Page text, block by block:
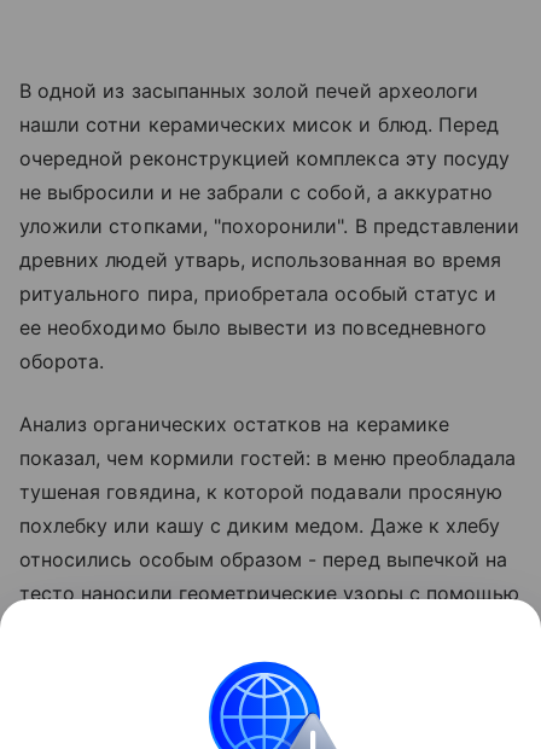
В одной из засыпанных золой печей археологи
нашли сотни керамических мисок и блюд. Перед
очередной реконструкцией комплекса эту посуду
не выбросили и не забрали с собой, а аккуратно
уложили стопками, "похоронили". В представлении
древних людей утварь, использованная во время
ритуального пира, приобретала особый статус и
ее необходимо было вывести из повседневного
оборота.
Анализ органических остатков на керамике
показал, чем кормили гостей: в меню преобладала
тушеная говядина, к которой подавали просяную
похлебку или кашу с диким медом. Даже к хлебу
относились особым образом - перед выпечкой на
тесто наносили геометрические узоры с помощью
Открытие в Тава-Тепе показывает, что 3000 лет
назад на Кавказе уже существовала развитая